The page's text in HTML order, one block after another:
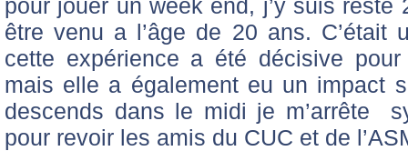
pour jouer un week end, j’y suis
être venu a l’âge de 20 ans. C’était
cette expérience a été décisive
mais elle a également eu un impact
descends dans le midi je m’arrête
pour revoir les amis du CUC et de